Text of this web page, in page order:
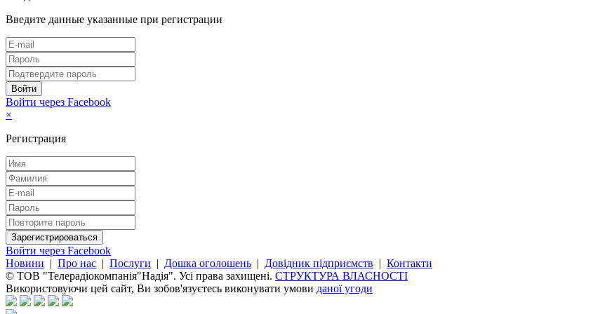
Введите данные указанные при регистрации
Войти через Facebook
×
Регистрация
Войти через Facebook
Новини | Про нас | Послуги | Дошка оголошень | Довідник підприємств | Контакти
© ТОВ "Телерадіокомпанія"Надія". Усі права захищені. СТРУКТУРА ВЛАСНОСТІ
Використовуючи цей сайт, Ви зобов'язуєтесь виконувати умови даної угоди